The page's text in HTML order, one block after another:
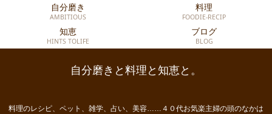
自分磨きと料理と知恵と。
料理のレシピ、ペット、雑学、占い、美容……４０代お気楽主婦の頭のなかは
自分磨き
AMBITIOUS
料理
FOODIE-RECIP
知恵
HINTS TOLIFE
ブログ
BLOG